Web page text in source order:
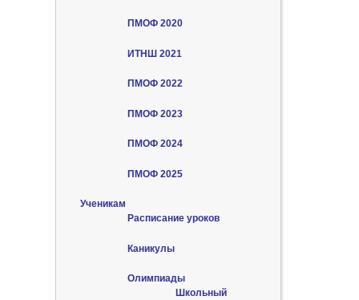
ПМОФ 2020
ИТНШ 2021
ПМОФ 2022
ПМОФ 2023
ПМОФ 2024
ПМОФ 2025
Ученикам
Расписание уроков
Каникулы
Олимпиады
Школьный